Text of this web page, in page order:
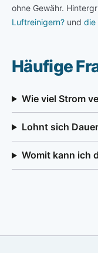
ohne Gewähr.
Luftreinigern? und die
Häufige
Wie viel Strom
Lohnt sich
Womit kann ich